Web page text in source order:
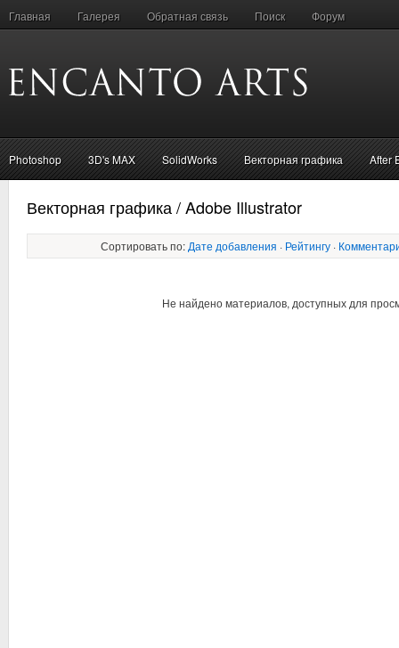
Главная Галерея Обратная связь Поиск Форум
Photoshop 3D's MAX SolidWorks Векторная графика After
Векторная графика / Adobe Illustrator
Сортировать по: Дате добавления · Рейтингу ·
Не найдено материалов, доступных для